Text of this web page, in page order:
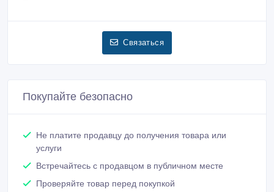
Связаться
Покупайте безопасно
Не платите продавцу до получения товара или
услуги
Встречайтесь с продавцом в публичном месте
Проверяйте товар перед покупкой